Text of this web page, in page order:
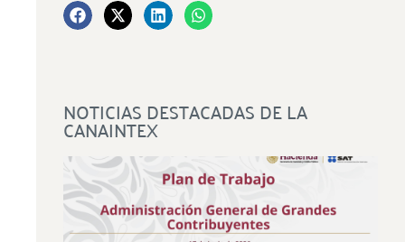
NOTICIAS DESTACADAS DE LA
CANAINTEX